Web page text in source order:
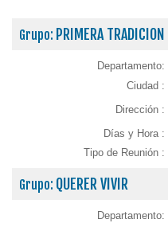
Grupo: PRIMERA TRADICION
Departamento:
Ciudad :
Dirección :
Días y Hora :
Tipo de Reunión :
Grupo: QUERER VIVIR
Departamento: